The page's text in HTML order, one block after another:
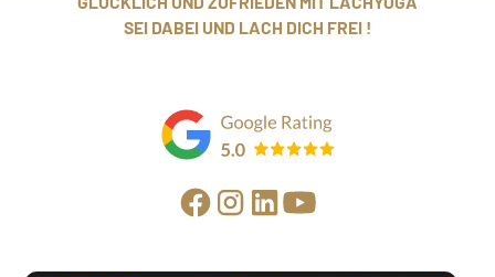
SEI DABEI UND LACH DICH FREI !